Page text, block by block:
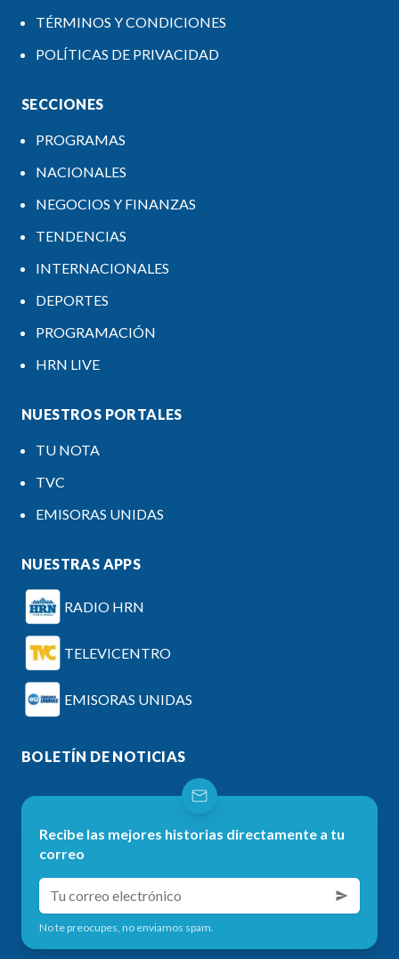
TÉRMINOS Y CONDICIONES
POLÍTICAS DE PRIVACIDAD
SECCIONES
PROGRAMAS
NACIONALES
NEGOCIOS Y FINANZAS
TENDENCIAS
INTERNACIONALES
DEPORTES
PROGRAMACIÓN
HRN LIVE
NUESTROS PORTALES
TU NOTA
TVC
EMISORAS UNIDAS
NUESTRAS APPS
RADIO HRN
TELEVICENTRO
EMISORAS UNIDAS
BOLETÍN DE NOTICIAS
Recibe las mejores historias directamente a tu
correo
No te preocupes, no enviamos spam.